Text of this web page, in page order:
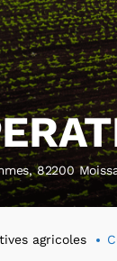
82200
agricoles